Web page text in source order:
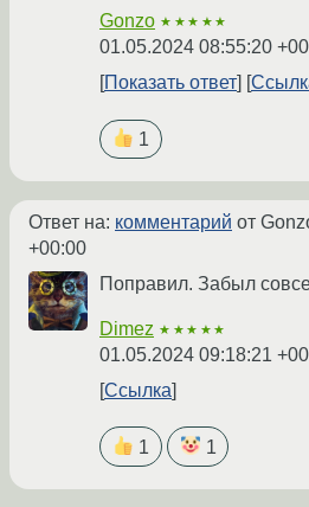
Gonzo ★★★★★
01.05.2024 08:55:20
Показать ответ
1
Ответ на: комментарий от
+00:00
Поправил. Забыл
Dimez ★★★★★
01.05.2024 09:18:21
Ссылка
1 1